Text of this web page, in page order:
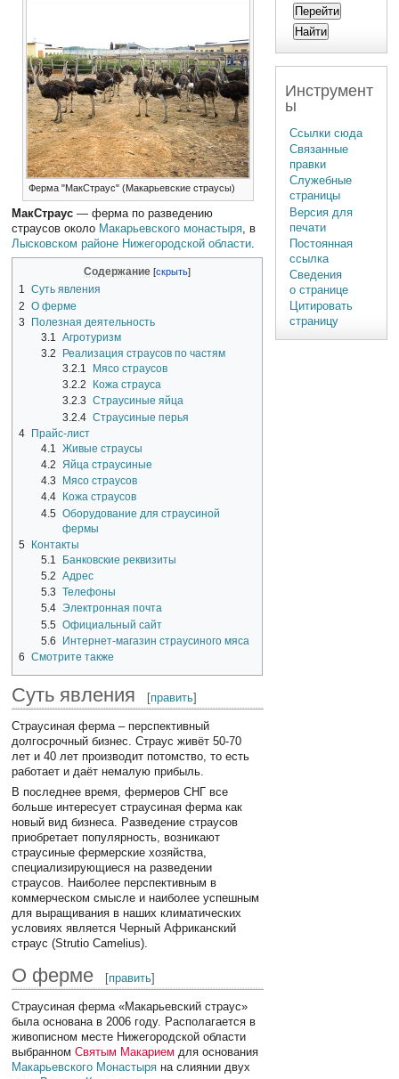
Ферма "МакСтраус" (Макарьевские страусы)
МакСтраус — ферма по разведению
страусов около Макарьевского монастыря, в
Лысковском районе Нижегородской области.
Содержание
1
Суть явления
2
О ферме
3
Полезная деятельность
3.1 Агротуризм
3.2
Реализация страусов по частям
3.2.1
Мясо страусов
3.2.2
Кожа страуса
3.2.3 Страусиные яйца
3.2.4 Страусиные перья
4 Прайс-лист
4.1 Живые страусы
4.2 Яйца страусиные
4.3
Мясо страусов
4.4
Кожа страусов
4.5 Оборудование для страусиной
фермы
5 Контакты
5.1
Банковские реквизиты
5.2 Адрес
5.3 Телефоны
5.4 Электронная почта
5.5 Официальный сайт
5.6
Интернет-магазин страусиного мяса
6
Смотрите также
Суть явления [править]
Страусиная ферма – перспективный
долгосрочный бизнес. Страус живёт 50-70
лет и 40 лет производит потомство, то есть
работает и даёт немалую прибыль.
В последнее время, фермеров СНГ все
больше интересует страусиная ферма как
новый вид бизнеса. Разведение страусов
приобретает популярность, возникают
страусиные фермерские хозяйства,
специализирующиеся на разведении
страусов. Наиболее перспективным в
коммерческом смысле и наиболее успешным
для выращивания в наших климатических
условиях является Черный Африканский
страус (Strutio Camelius).
О ферме [править]
Страусиная ферма «Макарьевский страус»
была основана в 2006 году. Располагается в
живописном месте Нижегородской области
выбранномСвятым Макарием для основания
Макарьевского Монастыря на слиянии двух
Инструмент
ы
Ссылки сюда
Связанные
правки
Служебные
страницы
Версия для
печати
Постоянная
ссылка
Сведения
о странице
Цитировать
страницу